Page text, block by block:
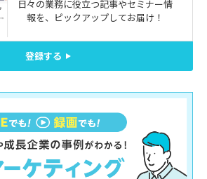
日々の業務に役立つ記事やセミナー情
報を、 ピックアップしてお届け！
登録する